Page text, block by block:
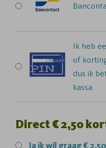
Ik heb
of
dus ik
kassa
Direct € 2,50
Ja ik wil graag €